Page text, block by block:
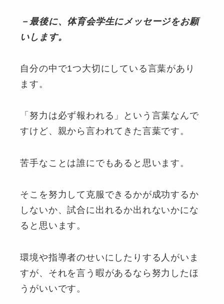
－最後に、体育会学生にメッセージをお願
いします。
自分の中で1つ大切にしている言葉があり
ます。
「努力は必ず報われる」という言葉なんで
すけど、親から言われてきた言葉です。
苦手なことは誰にでもあると思います。
そこを努力して克服できるかが成功するか
しないか、試合に出れるか出れないかにな
ると思います。
環境や指導者のせいにしたりする人がいま
すが、それを言う暇があるなら努力したほ
うがいいです。